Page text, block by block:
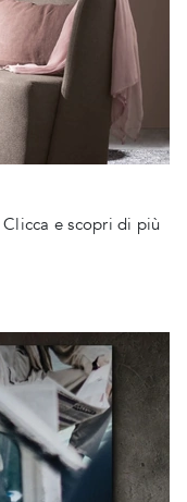
e scopri di più